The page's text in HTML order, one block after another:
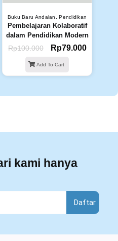
Buku Baru Andalan ,Pendidikan
Pembelajaran Kolaboratif
dalam Pendidikan Modern
Rp100.000 Rp79.000
Add To Cart
kami hanya
Daftar